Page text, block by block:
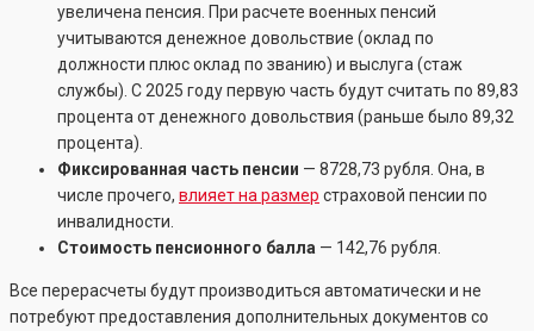
увеличена пенсия. При расчете военных пенсий
учитываются денежное довольствие (оклад по
должности плюс оклад по званию) и выслуга (стаж
службы). С 2025 году первую часть будут считать по 89,83
процента от денежного довольствия (раньше было 89,32
процента).
Фиксированная часть пенсии — 8728,73 рубля. Она, в
числе прочего, влияет на размер страховой пенсии по
инвалидности.
Стоимость пенсионного балла — 142,76 рубля.
Все перерасчеты будут производиться автоматически и не
потребуют предоставления дополнительных документов со